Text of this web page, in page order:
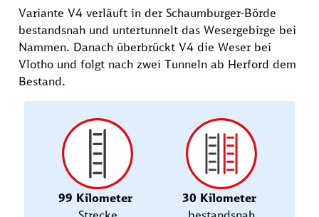
Variante V4 verläuft in der Schaumburger-Börde
bestandsnah und untertunnelt das Wesergebirge bei
Nammen. Danach überbrückt V4 die Weser bei
Vlotho und folgt nach zwei Tunneln ab Herford dem
Bestand.
99 Kilometer
30 Kilometer